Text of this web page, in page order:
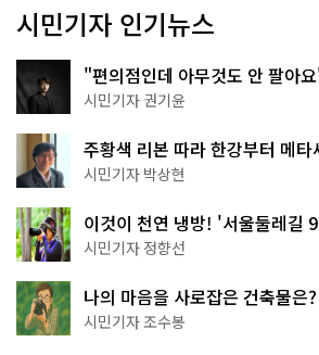
시민기자 인기뉴스
"편의점인데 아무것도 안 팔아
한 편의점의 정체
시민기자 권기윤
주황색 리본 따라 한강부터 메
서울둘레길 15코스
시민기자 박상현
이것이 천연 냉방! '서울둘레길
나볼까
시민기자 정향선
나의 마음을 사로잡은 건축물은
상작 공개!
시민기자 조수봉